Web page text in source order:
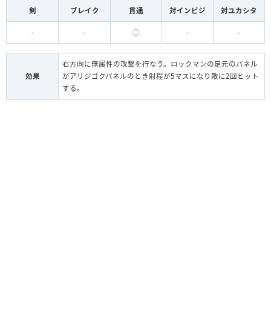
剣 ブレイク 貫通 対インビジ 対ユカシタ
- - ◯ - -
効果
右方向に無属性の攻撃を行なう。ロックマンの足元のパネル
がアリジゴクパネルのとき射程が5マスになり敵に2回ヒット
する。